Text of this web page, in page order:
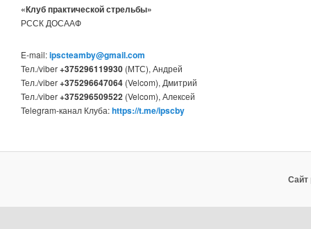
«Клуб практической стрельбы»
РССК ДОСААФ
E-mail:ipscteamby@gmail.com
Тел./viber+375296119930 (МТС), Андрей
Тел./viber+375296647064 (Velcom), Дмитрий
Тел./viber+375296509522 (Velcom), Алексей
Telegram-канал Клуба:https://t.me/ipscby
Сайт